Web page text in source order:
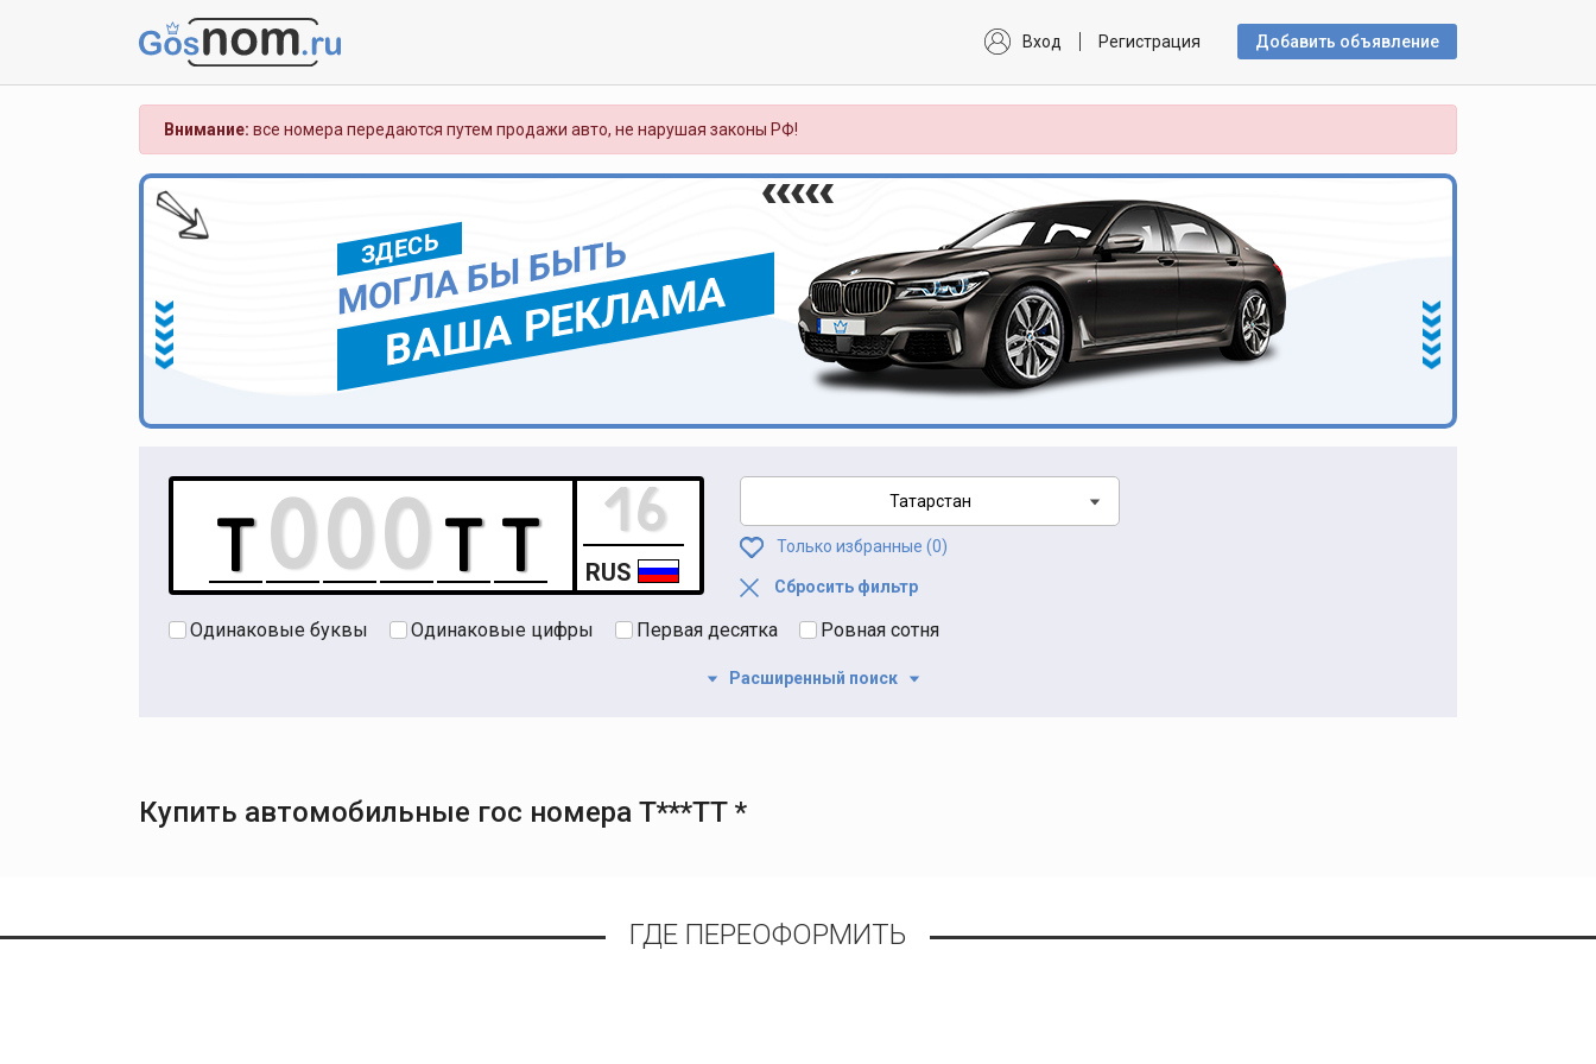
Вход Регистрация Добавить объявлениe
Внимание: все номера передаются путем продажи авто, не нарушая законы РФ!
ЗДЕСЬ
МОГЛА БЫ БЫТЬ
ВАША РЕКЛАМА
RUS
Татарстан
Только избранные (0)
Сбросить фильтр
Одинаковые буквы Одинаковые цифры Первая десятка Ровная сотня
Расширенный поиск
Купить автомобильные гос номера Т***ТТ *
ГДЕ ПЕРЕОФОРМИТЬ